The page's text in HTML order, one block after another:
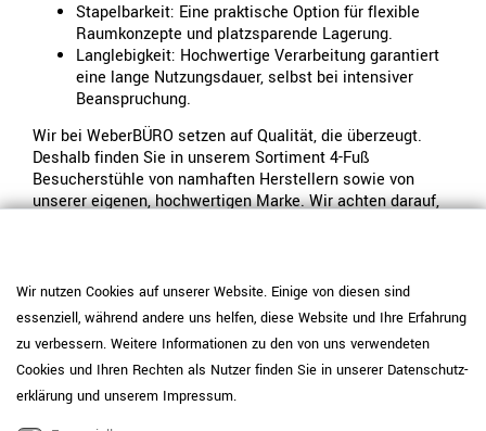
Stapelbarkeit: Eine praktische Option für flexible
Raumkonzepte und platzsparende Lagerung.
Langlebigkeit: Hochwertige Verarbeitung garantiert
eine lange Nutzungsdauer, selbst bei intensiver
Beanspruchung.
Wir bei WeberBÜRO setzen auf Qualität, die überzeugt.
Deshalb finden Sie in unserem Sortiment 4-Fuß
Besucherstühle von namhaften Herstellern sowie von
unserer eigenen, hochwertigen Marke. Wir achten darauf,
der nicht nur optisch ansprechend ist, sondern auch
langfristig seinen Zweck erfüllt.
WeberBÜRO: Ihr Partner für
hochwertige Büromöbel
Wir nutzen Cookies auf unserer Website. Einige von diesen sind
essenziell, während andere uns helfen, diese Website und Ihre Erfahrung
zu verbessern. Weitere Informationen zu den von uns verwendeten
Cookies und Ihren Rechten als Nutzer finden Sie in unserer Daten­schutz­
erklärung und unserem Impressum.